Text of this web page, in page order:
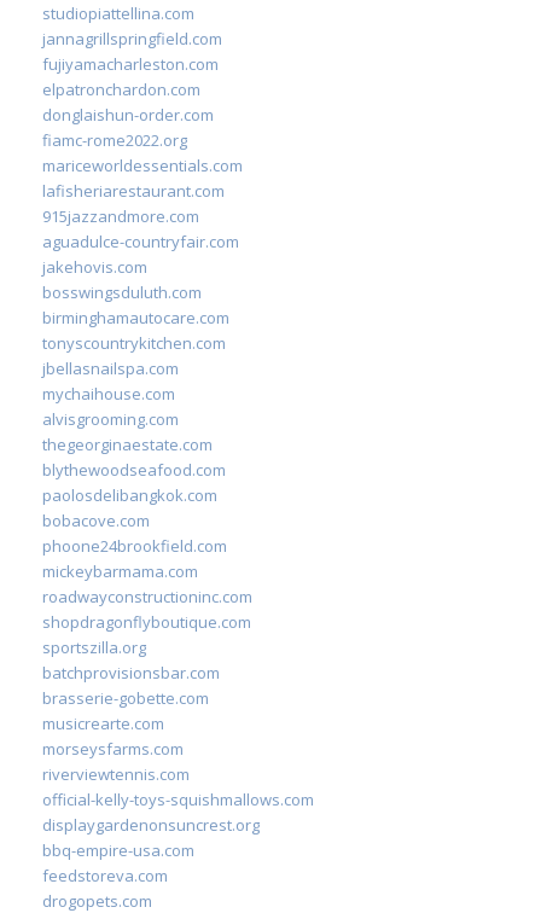
studiopiattellina.com
jannagrillspringfield.com
fujiyamacharleston.com
elpatronchardon.com
donglaishun-order.com
fiamc-rome2022.org
mariceworldessentials.com
lafisheriarestaurant.com
915jazzandmore.com
aguadulce-countryfair.com
jakehovis.com
bosswingsduluth.com
birminghamautocare.com
tonyscountrykitchen.com
jbellasnailspa.com
mychaihouse.com
alvisgrooming.com
thegeorginaestate.com
blythewoodseafood.com
paolosdelibangkok.com
bobacove.com
phoone24brookfield.com
mickeybarmama.com
roadwayconstructioninc.com
shopdragonflyboutique.com
sportszilla.org
batchprovisionsbar.com
brasserie-gobette.com
musicrearte.com
morseysfarms.com
riverviewtennis.com
official-kelly-toys-squishmallows.com
displaygardenonsuncrest.org
bbq-empire-usa.com
feedstoreva.com
drogopets.com